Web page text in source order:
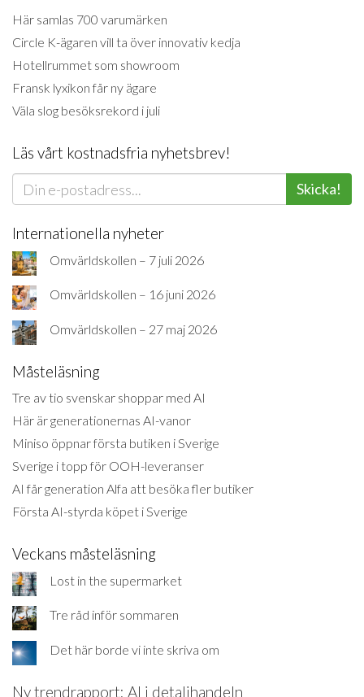
Här samlas 700 varumärken
Circle K-ägaren vill ta över innovativ kedja
Hotellrummet som showroom
Fransk lyxikon får ny ägare
Väla slog besöksrekord i juli
Läs vårt kostnadsfria nyhetsbrev!
Skicka!
Internationella nyheter
Omvärldskollen – 7 juli 2026
Omvärldskollen – 16 juni 2026
Omvärldskollen – 27 maj 2026
Måsteläsning
Tre av tio svenskar shoppar med AI
Här är generationernas AI-vanor
Miniso öppnar första butiken i Sverige
Sverige i topp för OOH-leveranser
AI får generation Alfa att besöka fler butiker
Första AI-styrda köpet i Sverige
Veckans måsteläsning
Lost in the supermarket
Tre råd inför sommaren
Det här borde vi inte skriva om
Ny trendrapport: AI i detaljhandeln